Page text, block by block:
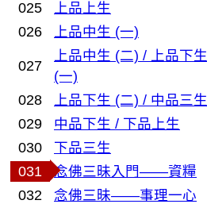
025 上品上生
026
上品中生 (一)
027
上品中生 (二) / 上品下生
(一)
028 上品下生 (二) / 中品三生
029
中品下生 / 下品上生
030
下品三生
031
念佛三昧入門——資糧
032
念佛三昧——事理一心